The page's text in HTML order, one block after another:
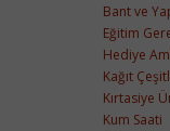
Bant ve
Eğitim
Hediye
Kağıt
Kırtasiye
Kum Saati